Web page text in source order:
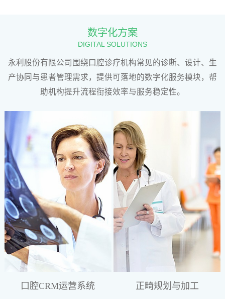
服
商
数字化方案
DIGITAL SOLUTIONS
永利股份有限公司围绕口腔诊疗机构常见的诊断、设计、生
产协同与患者管理需求，提供可落地的数字化服务模块，帮
助机构提升流程衔接效率与服务稳定性。
口腔CRM运营系统 正畸规划与加工